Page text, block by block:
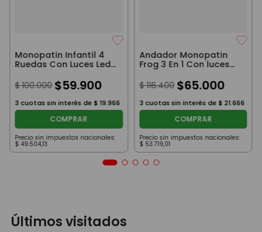
Monopatin Infantil 4
Ruedas Con Luces Led
$ 100.000 $59.900
3 cuotas sin interés de $19.966
COMPRAR
Precio sin impuestos nacionales:
$ 49.504,13
Andador Monopatin
Frog 3 En 1 Con luces
Plegable Lila
$ 116.400 $65.000
3 cuotas sin interés de $ 21.666
COMPRAR
Precio sin impuestos nacionales:
$ 53.719,01
Últimos visitados